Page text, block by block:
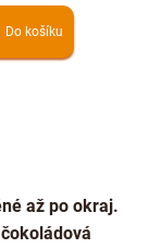
Do košíku
až po okraj.